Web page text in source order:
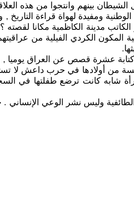
بينهم وانتجوا من هذه
ومفيدة لهواة قراءة التاريخ ,
مدينة الكاظمية مكانا لقصته ؟
الكردي الفيلية من
كتابة عشرة قصص عن العراق
خمسة من أولادها في حرب داعش لا
شابه كانت ترضع طفلتها في
وليس نشر الوعي